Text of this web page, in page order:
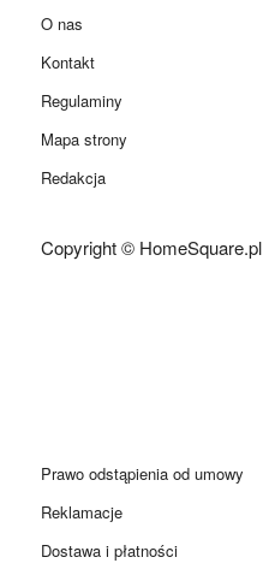
O nas
Kontakt
Regulaminy
Mapa strony
Redakcja
Copyright © HomeSquare.pl
Prawo odstąpienia od umowy
Reklamacje
Dostawa i płatności